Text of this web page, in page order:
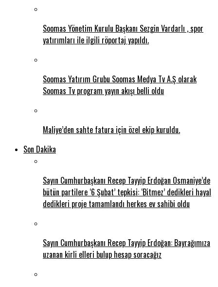
Soomas Yönetim Kurulu Başkanı Sezgin Vardarlı , spor
yatırımları ile ilgili röportaj yapıldı.
Soomas Yatırım Grubu Soomas Medya Tv A.Ş olarak
Soomas Tv program yayın akışı belli oldu
Maliye’den sahte fatura için özel ekip kuruldu.
Son Dakika
Sayın Cumhurbaşkanı Recep Tayyip Erdoğan Osmaniye’de
bütün partilere ‘6 Şubat’ tepkisi: ‘Bitmez’ dedikleri hayal
dedikleri proje tamamlandı herkes ev sahibi oldu
Sayın Cumhurbaşkanı Recep Tayyip Erdoğan: Bayrağımıza
uzanan kirli elleri bulup hesap soracağız